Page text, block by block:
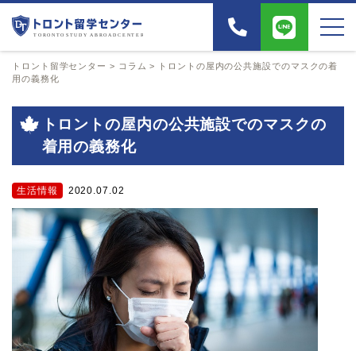
トロント留学センター > コラム >
トロントの屋内の公共施設でのマスクの着
用の義務化
トロントの屋内の公共施設でのマスクの
着用の義務化
生活情報 2020.07.02